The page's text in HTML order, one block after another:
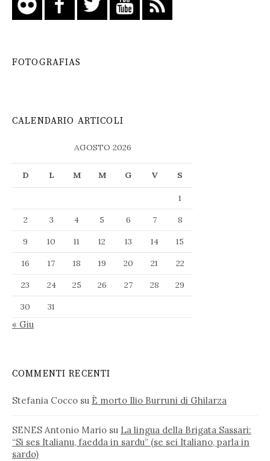
FOTOGRAFIAS
CALENDARIO ARTICOLI
AGOSTO 2026
D L M M G V S
1
2
3 4 5 6 7
8
9
10 11 12 13 14
15
16
17 18 19 20 21
22
23
24 25 26 27 28
29
30
31
« Giu
COMMENTI RECENTI
Stefania Cocco su È morto Ilio Burruni di Ghilarza
SENES Antonio Mario su La lingua della Brigata Sassari:
“Si ses Italianu, faedda in sardu” (se sei Italiano, parla in
sardo)